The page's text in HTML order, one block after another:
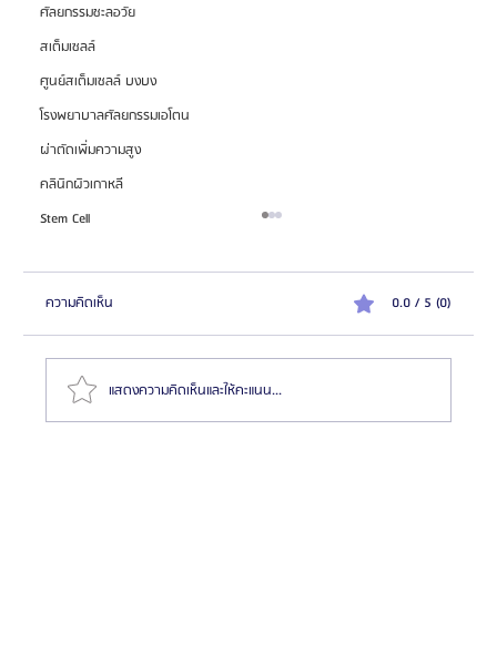
ศัลยกรรมชะลอวัย
สเต็มเซลล์
ศูนย์สเต็มเซลล์ บงบง
โรงพยาบาลศัลยกรรมเอโตน
ผ่าตัดเพิ่มความสูง
คลินิกผิวเกาหลี
Stem Cell
ความคิดเห็น 0.0 / 5 (0)
แสดงความคิดเห็นและให้คะแนน...